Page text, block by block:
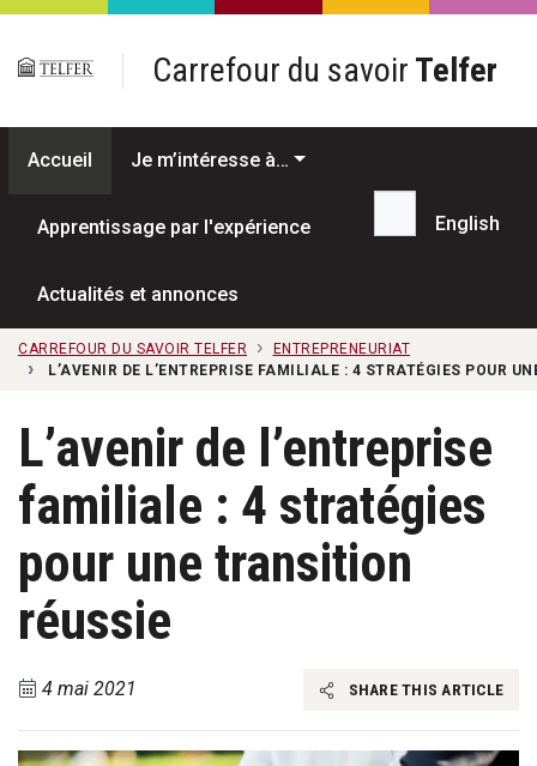
Passer au contenu principal
Carrefour du savoir Telfer
Accueil Je m’intéresse à…
Apprentissage par l'expérience
Actualités et annonces
Recherche...
English
CARREFOUR DU SAVOIR TELFER
ENTREPRENEURIAT
L’AVENIR DE L’ENTREPRISE FAMILIALE : 4 STRATÉGIES POUR
L’avenir de l’entreprise
familiale : 4 stratégies
pour une transition
réussie
4 mai 2021 SHARE THIS ARTICLE